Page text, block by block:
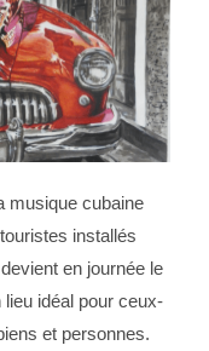
musique cubaine
installés
en journée le
lieu idéal pour ceux-
et personnes.